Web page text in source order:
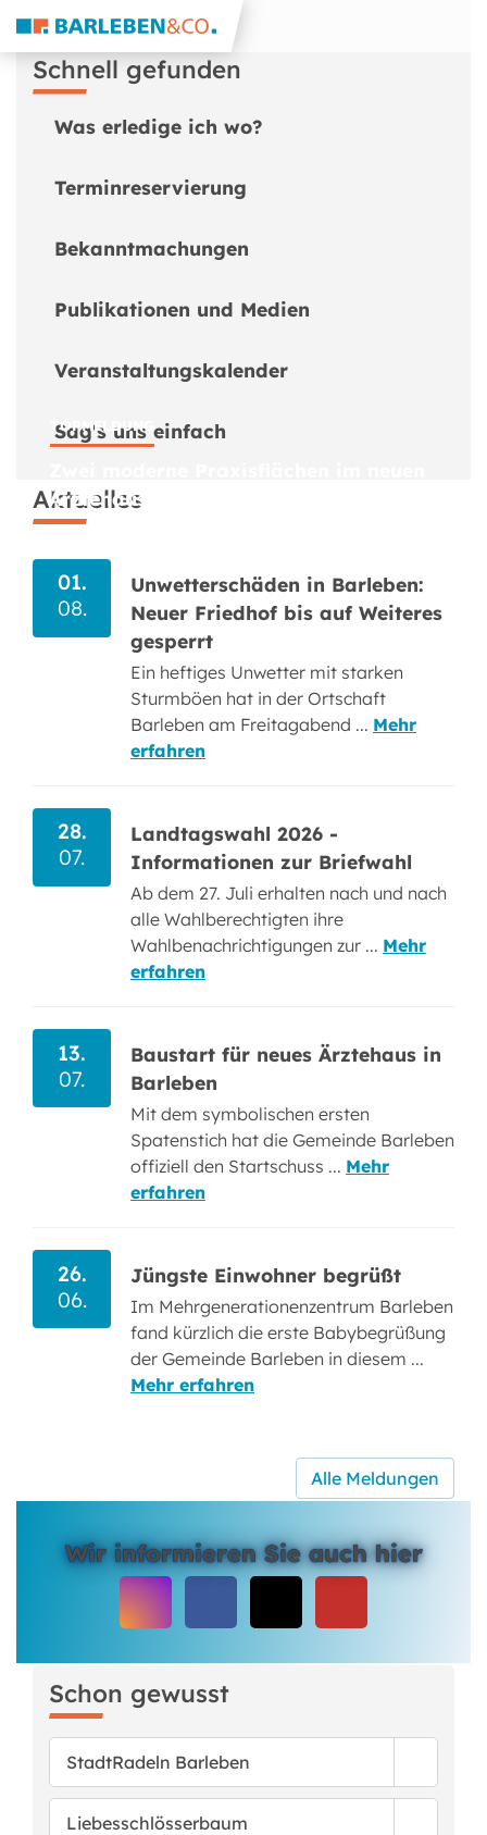
Schnell gefunden
Was erledige ich wo?
Terminreservierung
Bekanntmachungen
Publikationen und Medien
Veranstaltungskalender
Sag's uns einfach
Aktuelles
TOPMELDUNG
Ärztehaus Barleben noch verfügbar
04.
08.
01.
08.
Unwetterschäden in Barleben:
Neuer Friedhof bis auf Weiteres
gesperrt
Ein heftiges Unwetter mit starken
Sturmböen hat in der Ortschaft
Barleben am Freitagabend ... Mehr
erfahren
28.
07.
Landtagswahl 2026 -
Informationen zur Briefwahl
Ab dem 27. Juli erhalten nach und nach
alle Wahlberechtigten ihre
Wahlbenachrichtigungen zur ... Mehr
erfahren
13.
07.
Baustart für neues Ärztehaus in
Barleben
Mit dem symbolischen ersten
Spatenstich hat die Gemeinde Barleben
offiziell den Startschuss ... Mehr
erfahren
26.
06.
Jüngste Einwohner begrüßt
Im Mehrgenerationenzentrum Barleben
fand kürzlich die erste Babybegrüßung
der Gemeinde Barleben in diesem ...
Mehr erfahren
Alle Meldungen
Wir informieren Sie auch hier
Schon gewusst
StadtRadeln Barleben
Liebesschlösserbaum